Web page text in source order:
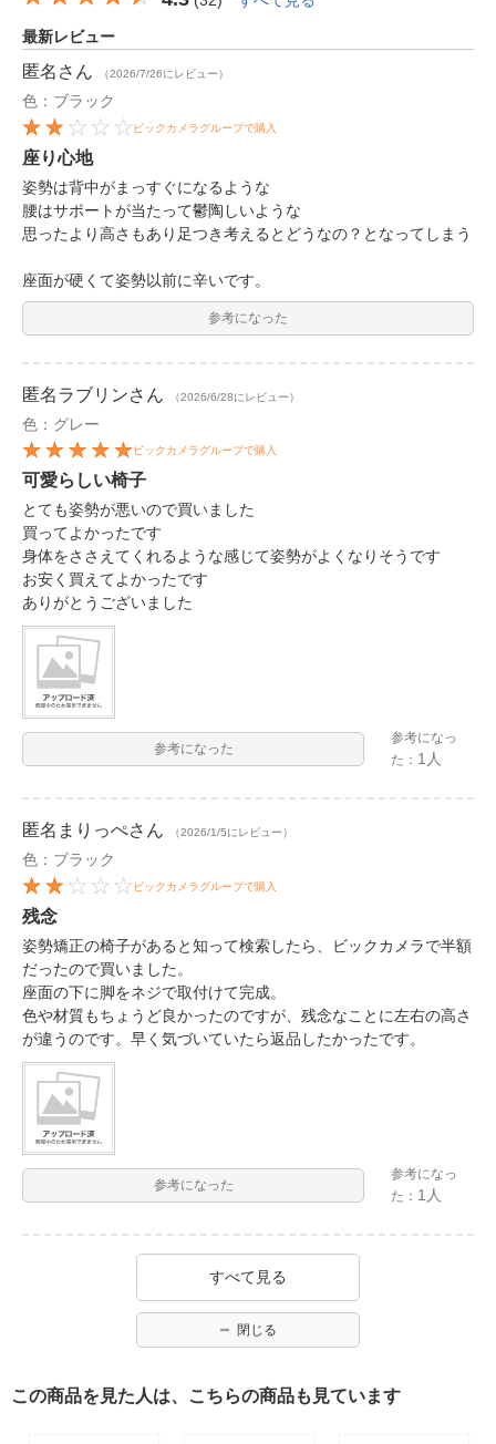
最新レビュー
匿名 さん （2026/7/26にレビュー）
色：ブラック
ビックカメラグループで購入
座り心地
姿勢は背中がまっすぐになるような
腰はサポートが当たって鬱陶しいような
思ったより高さもあり足つき考えるとどうなの？となってしまう
座面が硬くて姿勢以前に辛いです。
参考になった
匿名ラブリンさん （2026/6/28にレビュー）
色：グレー
ビックカメラグループで購入
可愛らしい椅子
とても姿勢が悪いので買いました
買ってよかったです
身体をささえてくれるような感じて姿勢がよくなりそうです
お安く買えてよかったです
ありがとうございました
参考になった
参考になっ
た： 1人
匿名まりっぺさん （2026/1/5にレビュー）
色：ブラック
ビックカメラグループで購入
残念
姿勢矯正の椅子があると知って検索したら、ビックカメラで半額
だったので買いました。
座面の下に脚をネジで取付けて完成。
色や材質もちょうど良かったのですが、残念なことに左右の高さ
が違うのです。早く気づいていたら返品したかったです。
参考になった
参考になっ
た： 1人
すべて見る
閉じる
この商品を見た人は、こちらの商品も見ています